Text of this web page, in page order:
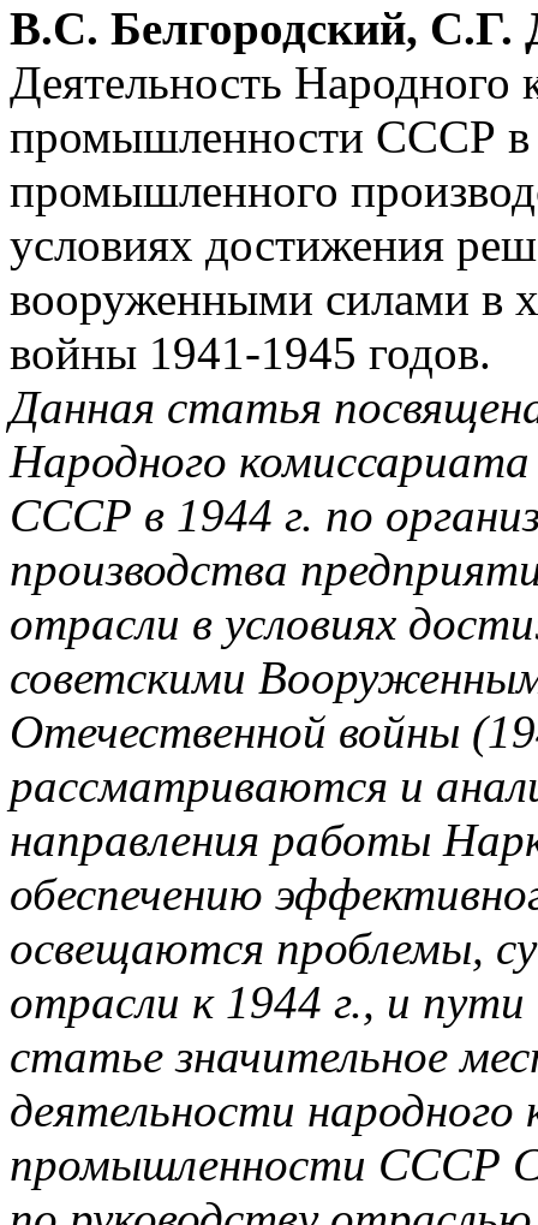
В.С. Белгородский,
Деятельность Народного
промышленности СССР в
промышленного
условиях достижения
вооруженными силами в
войны 1941-1945 годов.
Данная статья
Народного
СССР в 1944 г. по
производства
отрасли в условиях
советскими
Отечественной войны
рассматриваются и
направления работы
обеспечению
освещаются проблемы,
отрасли к 1944 г., и
статье значительное
деятельности народного
промышленности СССР